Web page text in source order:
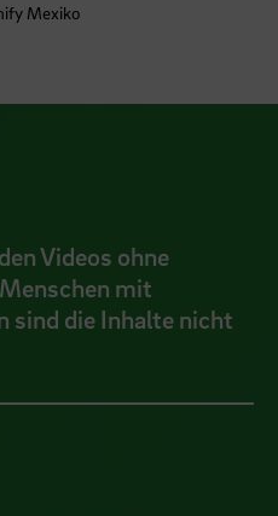
Mexiko
Videos ohne
mit
sind die Inhalte nicht